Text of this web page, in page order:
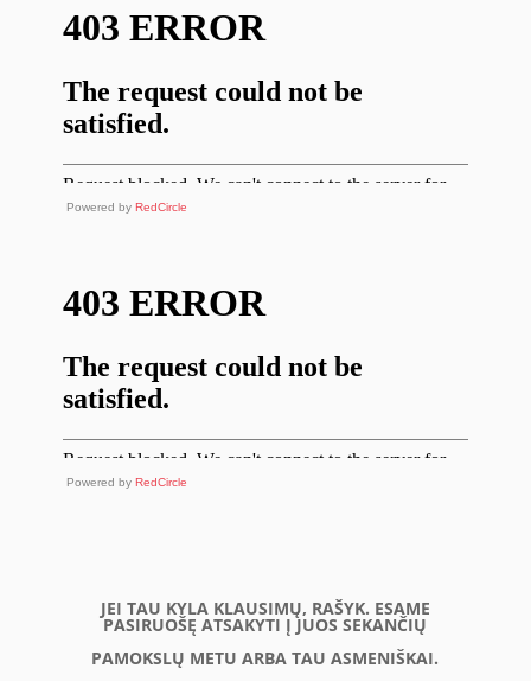
Powered by RedCircle
Powered by RedCircle
JEI TAU KYLA KLAUSIMŲ, RAŠYK. ESAME
PASIRUOŠĘ ATSAKYTI Į JUOS SEKANČIŲ
PAMOKSLŲ METU ARBA TAU ASMENIŠKAI.